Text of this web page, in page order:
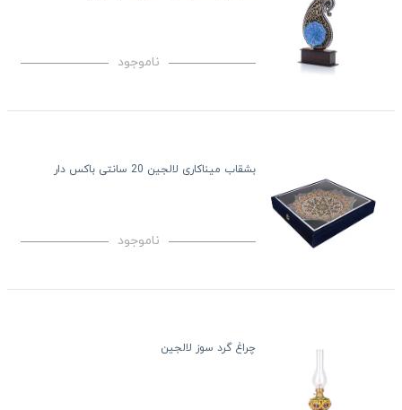
ناموجود
بشقاب میناکاری لالجین 20 سانتی باکس دار
ناموجود
چراغ گرد سوز لالجین